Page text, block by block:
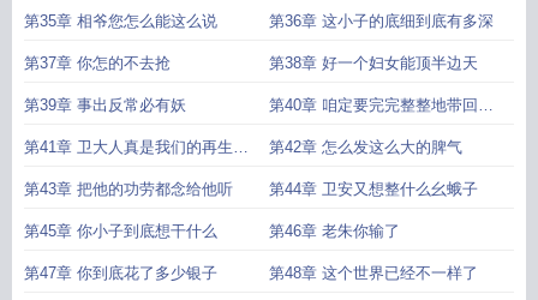
第35章 相爷您怎么能这么说 第36章 这小子的底细到底有多深
第37章 你怎的不去抢 第38章 好一个妇女能顶半边天
第39章 事出反常必有妖 第40章 咱定要完完整整地带回大
明
第41章 卫大人真是我们的再生父
母
第42章 怎么发这么大的脾气
第43章 把他的功劳都念给他听 第44章 卫安又想整什么幺蛾子
第45章 你小子到底想干什么 第46章 老朱你输了
第47章 你到底花了多少银子 第48章 这个世界已经不一样了